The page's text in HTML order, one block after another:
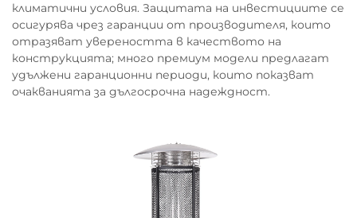
климатични условия. Защитата на инвестициите се
осигурява чрез гаранции от производителя, които
отразяват увереността в качеството на
конструкцията; много премиум модели предлагат
удължени гаранционни периоди, които показват
очакванията за дългосрочна надеждност.